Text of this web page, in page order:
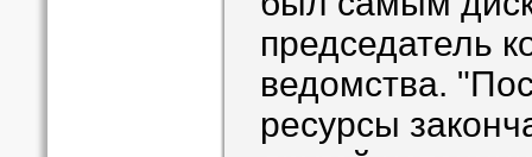
председатель
ведомства.
ресурсы